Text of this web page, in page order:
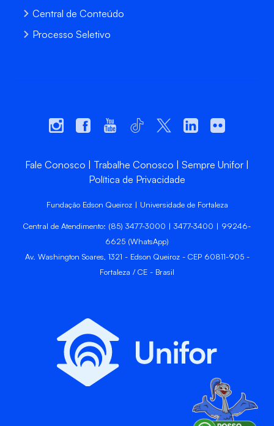
Central de Conteúdo
Processo Seletivo
Fale Conosco Trabalhe Conosco
Sempre Unifor
Política de Privacidade
Fundação Edson Queiroz | Universidade de Fortaleza
Central de Atendimento: (85) 3477-3000 | 3477-3400 | 99246-
6625 (WhatsApp)
Av. Washington Soares, 1321 - Edson Queiroz - CEP 60811-905 -
Fortaleza / CE - Brasil